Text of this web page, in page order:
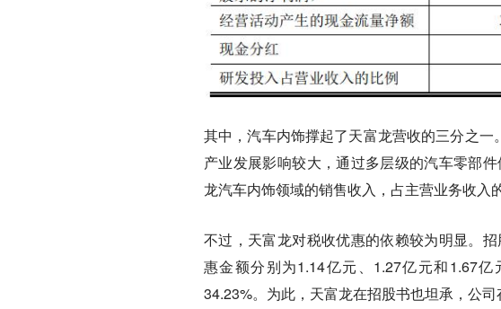
其中，汽车内饰撑起了天富龙营收的三分之
产业发展影响较大，通过多层级的汽车零部
龙汽车内饰领域的销售收入，占主营业务收入
不过，天富龙对税收优惠的依赖较为明显。
惠金额分别为1.14亿元、1.27亿元和1.67
34.23%。为此，天富龙在招股书也坦承，公